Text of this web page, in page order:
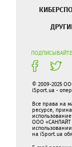
© 2009-2025
iSport.ua -
Все права на
ресурсе,
ООО
на iSport.ua